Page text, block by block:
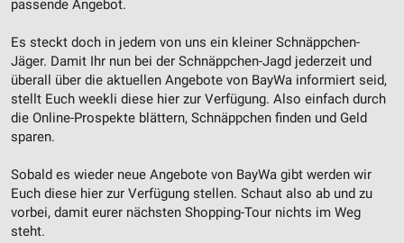
passende Angebot.
Es steckt doch in jedem von uns ein kleiner Schnäppchen-
Jäger. Damit Ihr nun bei der Schnäppchen-Jagd jederzeit und
überall über die aktuellen Angebote von BayWa informiert seid,
stellt Euch weekli diese hier zur Verfügung. Also einfach durch
die Online-Prospekte blättern, Schnäppchen finden und Geld
sparen.
Sobald es wieder neue Angebote von BayWa gibt werden wir
Euch diese hier zur Verfügung stellen. Schaut also ab und zu
vorbei, damit eurer nächsten Shopping-Tour nichts im Weg
steht.
Werbung